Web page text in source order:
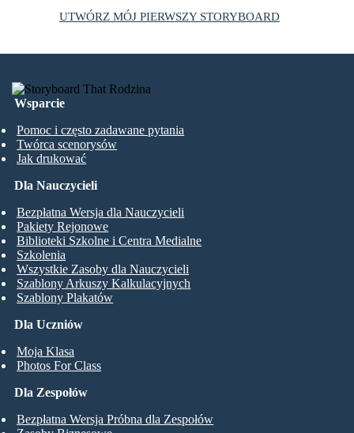
UTWÓRZ MÓJ PIERWSZY STORYBOARD
Wsparcie
Pomoc i często zadawane pytania
Twórca scenorysów
Jak drukować
Dla Uczniów
Moja Klasa
Photos For Class
Dla Nauczycieli
Bezpłatna Wersja dla Nauczycieli
Pakiety Rejonowe
Biblioteki Szkolne i Centra Medialne
Szkolenia
Wszystkie Zasoby dla Nauczycieli
Szablony Arkuszy Kalkulacyjnych
Szablony Plakatów
Dla Zespołów
Bezpłatna Wersja Próbna dla Zespołów